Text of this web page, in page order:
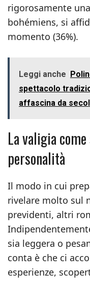
rigorosamente
bohémiens, si
momento (36%).
Leggi anche
spettacolo
affascina da
La valigia
personalità
Il modo in cui
rivelare molto sul
previdenti, altri
sia leggera o
conta è che ci
esperienze,